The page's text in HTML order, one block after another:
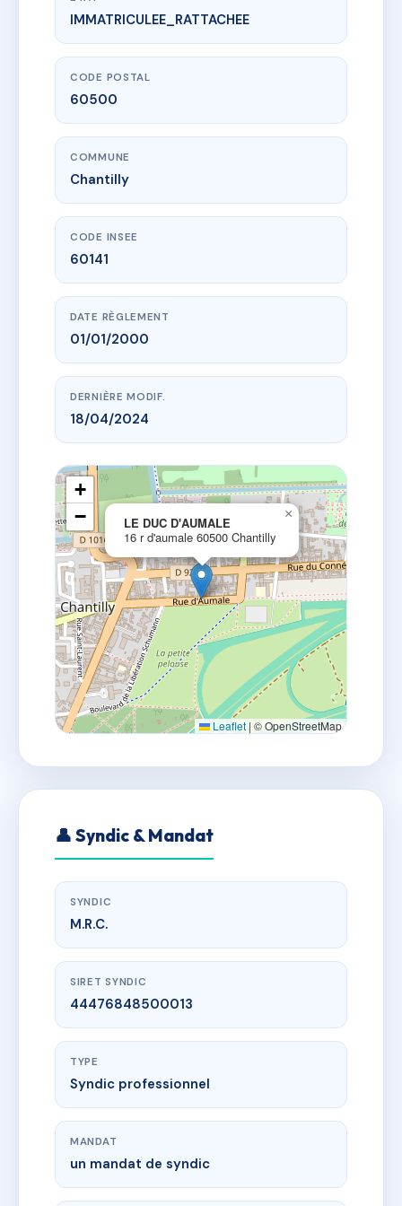
www.vme.plus/AD7811953
LE DUC D'AUMALE
16 r d'aumale
IMMATRICULEE_RATTACHEE
CODE POSTAL
60500
COMMUNE
Chantilly
CODE INSEE
60141
DATE RÈGLEMENT
01/01/2000
DERNIÈRE MODIF.
18/04/2024
LE DUC D'AUMALE
16 r d'aumale 60500 Chantilly
×
+
−
Leaflet | © OpenStreetMap
👤 Syndic & Mandat
SYNDIC
M.R.C.
SIRET SYNDIC
44476848500013
TYPE
Syndic professionnel
MANDAT
un mandat de syndic